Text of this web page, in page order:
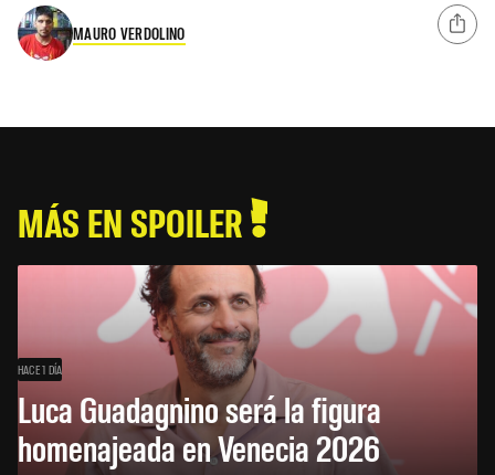
MAURO VERDOLINO
MÁS EN SPOILER
HACE 1 DÍA
Luca Guadagnino será la figura
homenajeada en Venecia 2026